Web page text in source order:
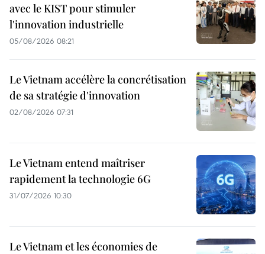
avec le KIST pour stimuler
l'innovation industrielle
05/08/2026 08:21
Le Vietnam accélère la concrétisation
de sa stratégie d'innovation
02/08/2026 07:31
Le Vietnam entend maîtriser
rapidement la technologie 6G
31/07/2026 10:30
Le Vietnam et les économies de